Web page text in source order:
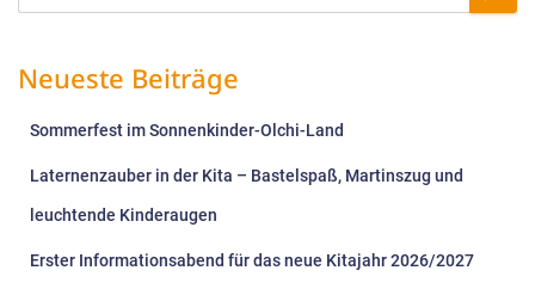
Neueste Beiträge
Sommerfest im Sonnenkinder-Olchi-Land
Laternenzauber in der Kita – Bastelspaß, Martinszug und
leuchtende Kinderaugen
Erster Informationsabend für das neue Kitajahr 2026/2027